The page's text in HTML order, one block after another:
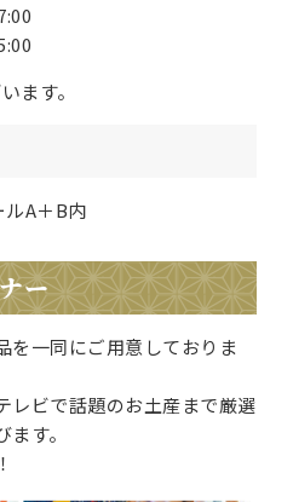
ます。
ルA＋B内
ー
を一同にご用意しておりま
レビで話題のお土産まで厳選
す。